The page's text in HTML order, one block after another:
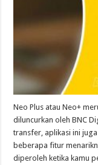
Neo Plus atau Neo+
diluncurkan oleh BNC
transfer, aplikasi ini
beberapa fitur
diperoleh ketika kamu